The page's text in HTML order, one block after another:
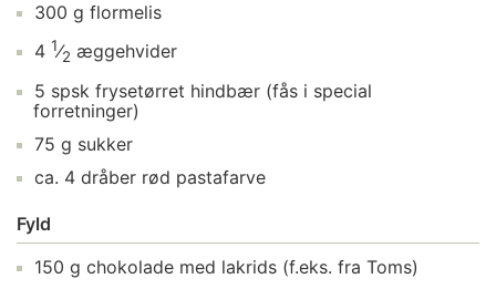
300 g flormelis
4 1⁄2 æggehvider
5 spsk frysetørret hindbær (fås i special
forretninger)
75 g sukker
ca. 4 dråber rød pastafarve
Fyld
150 g chokolade med lakrids (f.eks. fra Toms)